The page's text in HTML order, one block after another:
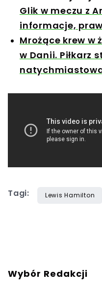
Glik w meczu z
informacje,
Mrożące krew w
w Danii. Piłkarz
Tagi: Lewis Hamilton
Wybór Redakcji